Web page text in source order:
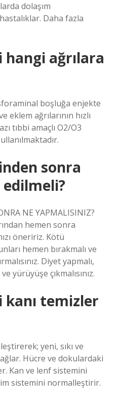
dolaşım
Daha fazla
ağrılara
boşluğa enjekte
ağrılarının hızlı
tıbbi amaçlı O2/O3
sonra
NE YAPMALISINIZ?
hemen sonra
öneririz. Kötü
hemen bırakmalı ve
Diyet yapmalı,
yürüyüşe çıkmalısınız.
kanı temizler
yeni, sıkı ve
Hücre ve dokulardaki
Kan ve lenf sistemini
sistemini normalleştirir.